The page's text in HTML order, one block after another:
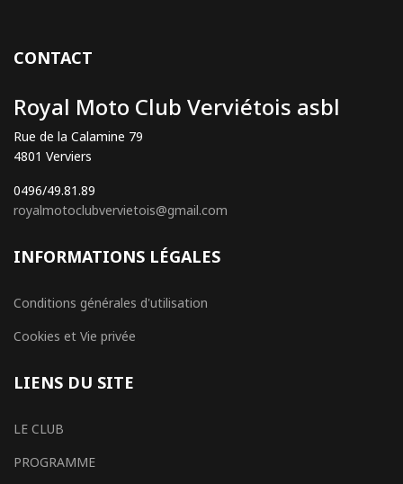
CONTACT
Royal Moto Club Verviétois asbl
Rue de la Calamine 79
4801 Verviers
0496/49.81.89
royalmotoclubvervietois@gmail.com
INFORMATIONS LÉGALES
Conditions générales d'utilisation
Cookies et Vie privée
LIENS DU SITE
LE CLUB
PROGRAMME